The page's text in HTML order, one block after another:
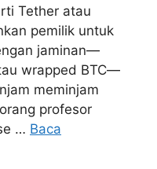
Tether atau
pemilik untuk
jaminan—
wrapped BTC—
meminjam
profesor
… Baca